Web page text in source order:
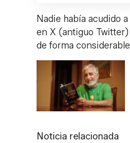
Nadie había acudido
en X (antiguo
de forma
Noticia relacionada